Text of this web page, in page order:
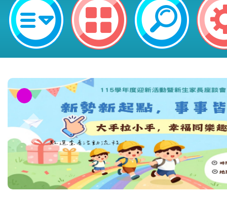
年臺中市主委盃全國跆拳道錦標賽
市跆拳道代表隊選拔」競賽規程-
國民小學
淨零綠領人才培育課程